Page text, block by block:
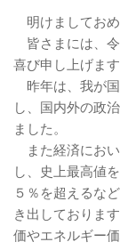
明けましておめ
皆さまには、
喜び申し上げます
昨年は、我が
し、国内外の政
ました。
また経済にお
し、史上最高値
５％を超えるな
き出しておりま
価やエネルギー